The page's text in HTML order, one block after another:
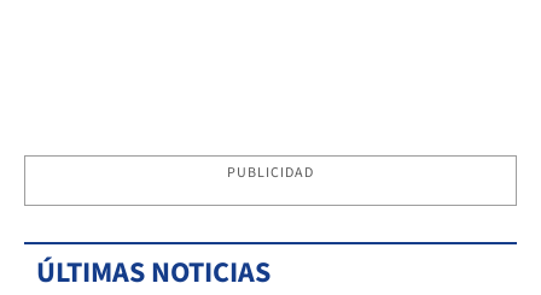
PUBLICIDAD
ÚLTIMAS NOTICIAS